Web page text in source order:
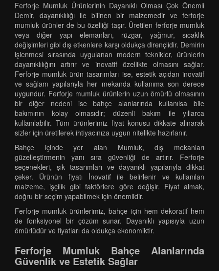
Ferforje Mumluk Ürünlerinin Dayanıklı Olması Çok Önemli
Demir, dayanıklılığı ile bilinen bir malzemedir ve ferforje
mumluk ürünler de bu özelliği taşır. Üretilen ferforje mumluk
veya diğer yapı elemanları, rüzgar, yağmur, sıcaklık
değişimleri gibi dış etkenlere karşı oldukça dirençlidir. Demirin
işlenmesi sırasında uygulanan modern teknikler, ürünlerin
dayanıklılığını artırır ve inovatif özellikte olmasını sağlar.
Ferforje mumluk ürün tasarımları ise, estetik açıdan inovatif
ve sağlam yapılarıyla her mekanda kullanıma son derece
uygundur. Ferforje mumluk ürünlerin uzun ömürlü olmasının
bir diğer nedeni ise bahçe alanlarında kullanılsa bile
bakımının kolay olmasıdır; düzenli bakım ile yıllarca
kullanılabilir. Tüm ürünlerimiz fiyat konusu dikkate alınarak
sizler için üretilerek ihtiyacınıza uygun nitelikte hazırlanır.
Bahçe içinde yer alan Mumluk, dış mekanları
güzelleştirmenin yanı sıra güvenliği de artırır. Ferforje
seçenekleri, şık tasarımları ve dayanıklı yapılarıyla dikkat
çeker. Ürünün fiyatı İnovatif ile belirlenir ve kullanılan
malzeme, işçilik gibi faktörlere göre değişir. Fiyat almak,
doğru bir seçim yapabilmek için önemlidir.
Ferforje mumluk ürünlerimiz, bahçe için hem dekoratif hem
de fonksiyonel bir çözüm sunar. Dayanıklı yapısıyla uzun
ömürlüdür ve fiyatları da oldukça ekonomiktir.
Ferforje Mumluk Bahçe Alanlarında
Güvenlik ve Estetik Sağlar